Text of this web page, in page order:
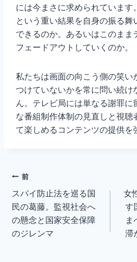
には今まさに求められています
という重い結果を自身の振る舞
できるのか。あるいはこのまま
フェードアウトしていくのか。
私たちは画面の向こう側の笑い
つけていないかを常に問い続け
ん。テレビ局には単なる謝罪に
な番組制作体制の見直しと視聴
て楽しめるコンテンツの提供を
投
稿
ナ
ビ
前
スパイ防止法を巡る国
民の葛藤。監視社会へ
の懸念と国家安全保障
のジレンマ
女
す
ま
滞